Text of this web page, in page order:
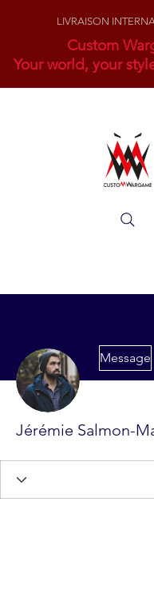
LIVRAISON
Custom
Your world, your
Message
Jérémie Salmon-